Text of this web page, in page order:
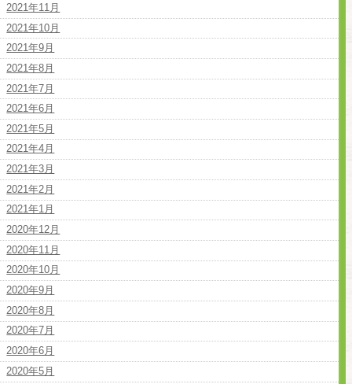
2021年11月
2021年10月
2021年9月
2021年8月
2021年7月
2021年6月
2021年5月
2021年4月
2021年3月
2021年2月
2021年1月
2020年12月
2020年11月
2020年10月
2020年9月
2020年8月
2020年7月
2020年6月
2020年5月